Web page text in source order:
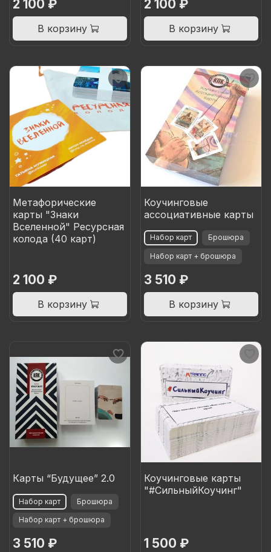
2 100 ₽
В корзину
2 100 ₽
В корзину
Метафорические
карты "Знаки
Вселенной" Ресурсная
колода (40 карт)
2 100 ₽
В корзину
Коучинговые
ассоциативные карты
Набор карт Брошюра
Набор карт + брошюра
3 510 ₽
В корзину
Карты “Будущее” 2.0
Набор карт Брошюра
Набор карт + брошюра
3 510 ₽
Коучинговые карты
"#СильныйКоучинг"
1 500 ₽